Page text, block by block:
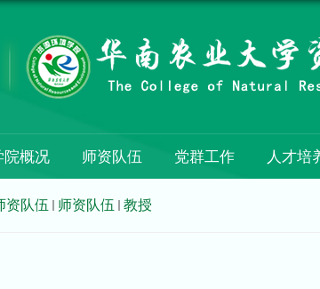
院概况 师资队伍 党群工作 人才培
资队伍 师资队伍 教授